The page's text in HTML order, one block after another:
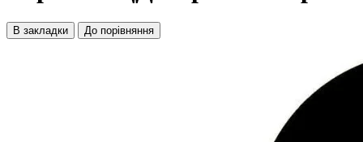
В закладки До порівняння